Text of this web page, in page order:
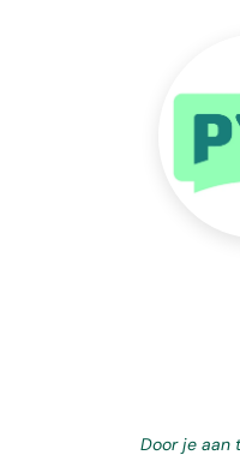
Door je aan